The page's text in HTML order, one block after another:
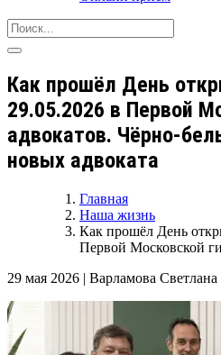
Как прошёл День
29.05.2026 в Первой
адвокатов. Чёрно-
новых адвоката
Главная
Наша жизнь
Как прошёл День
Первой Московской
29 мая 2026 | Варламова